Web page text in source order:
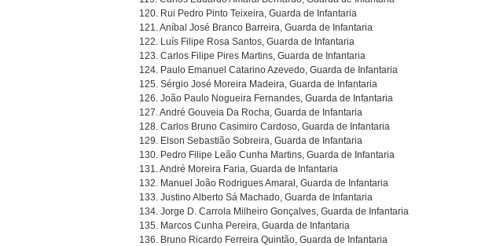
120. Rui Pedro Pinto Teixeira, Guarda de Infantaria
121. Aníbal José Branco Barreira, Guarda de Infantaria
122. Luís Filipe Rosa Santos, Guarda de Infantaria
123. Carlos Filipe Pires Martins, Guarda de Infantaria
124. Paulo Emanuel Catarino Azevedo, Guarda de Infantaria
125. Sérgio José Moreira Madeira, Guarda de Infantaria
126. João Paulo Nogueira Fernandes, Guarda de Infantaria
127. André Gouveia Da Rocha, Guarda de Infantaria
128. Carlos Bruno Casimiro Cardoso, Guarda de Infantaria
129. Elson Sebastião Sobreira, Guarda de Infantaria
130. Pedro Filipe Leão Cunha Martins, Guarda de Infantaria
131. André Moreira Faria, Guarda de Infantaria
132. Manuel João Rodrigues Amaral, Guarda de Infantaria
133. Justino Alberto Sá Machado, Guarda de Infantaria
134. Jorge D. Carrola Milheiro Gonçalves, Guarda de Infantaria
135. Marcos Cunha Pereira, Guarda de Infantaria
136. Bruno Ricardo Ferreira Quintão, Guarda de Infantaria